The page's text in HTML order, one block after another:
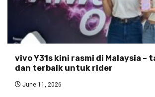
vivo Y31s kini rasmi di Malaysia –
dan terbaik untuk rider
June 11, 2026